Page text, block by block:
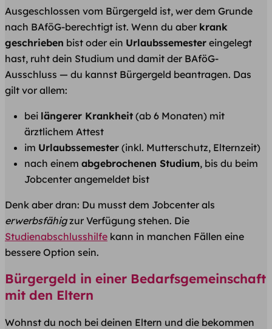
Ausgeschlossen vom Bürgergeld ist, wer dem Grunde
nach BAföG-berechtigt ist. Wenn du aber krank
geschrieben bist oder ein Urlaubssemester eingelegt
hast, ruht dein Studium und damit der BAföG-
Ausschluss — du kannst Bürgergeld beantragen. Das
gilt vor allem:
bei längerer Krankheit (ab 6 Monaten) mit
ärztlichem Attest
im Urlaubssemester (inkl. Mutterschutz, Elternzeit)
nach einem abgebrochenen Studium, bis du beim
Jobcenter angemeldet bist
Denk aber dran: Du musst dem Jobcenter als
erwerbsfähigzur Verfügung stehen. Die
Studienabschlusshilfe kann in manchen Fällen eine
bessere Option sein.
Bürgergeld in einer Bedarfsgemeinschaft
mit den Eltern
Wohnst du noch bei deinen Eltern und die bekommen